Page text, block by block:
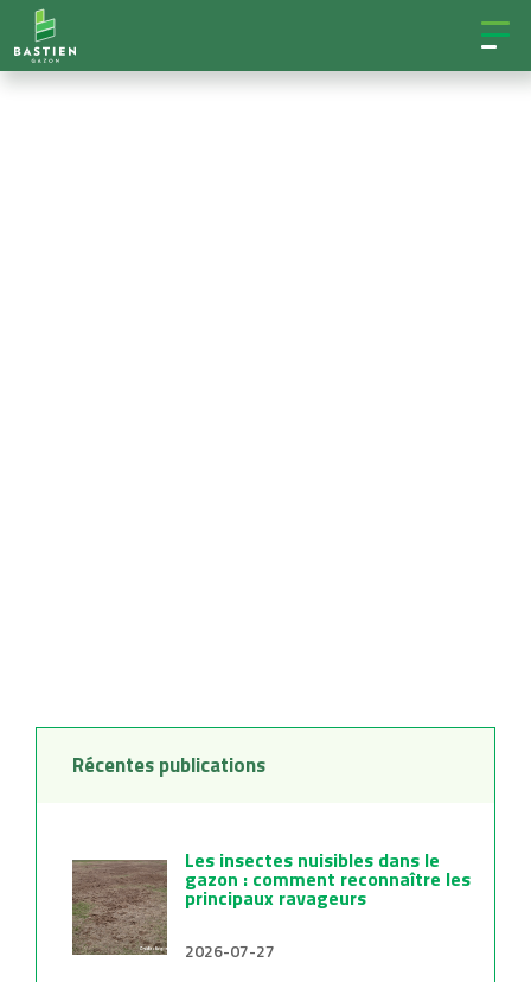
Récentes publications
Les insectes nuisibles dans le
gazon : comment reconnaître les
principaux ravageurs
2026-07-27